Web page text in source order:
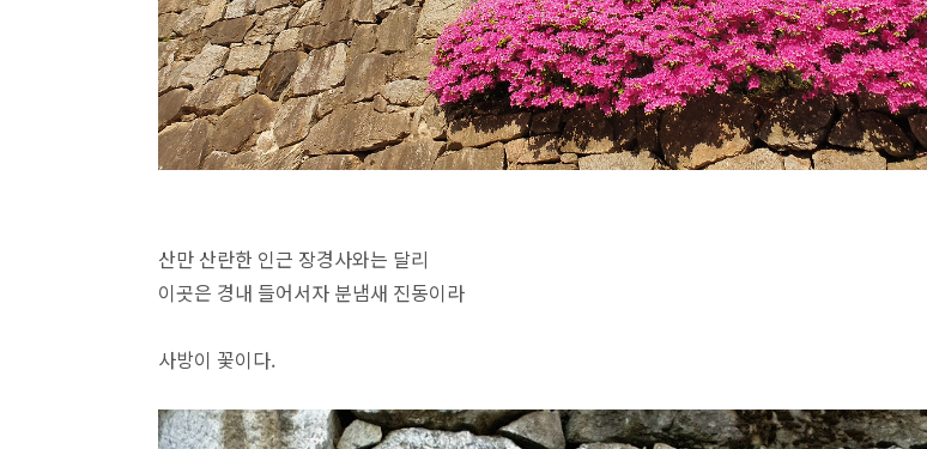
산만 산란한 인근 장경사와는 달리
이곳은 경내 들어서자 분냄새 진동이라
사방이 꽃이다.